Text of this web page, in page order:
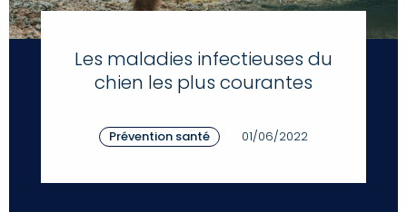
Les maladies infectieuses du
chien les plus courantes
Prévention santé 01/06/2022